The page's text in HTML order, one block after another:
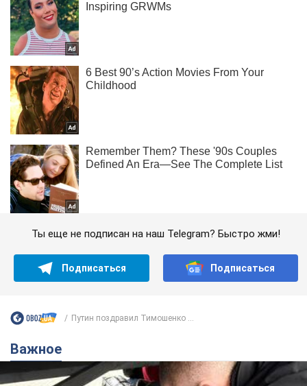
Ты еще не подписан на наш Telegram? Быстро жми!
Подписаться Подписаться
Путин поздравил Тимошенко ...
Важное